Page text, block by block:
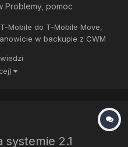
Problemy, pomoc
Mobile do T-Mobile Move,
w backupie z CWM
ze zmienionym
2.1